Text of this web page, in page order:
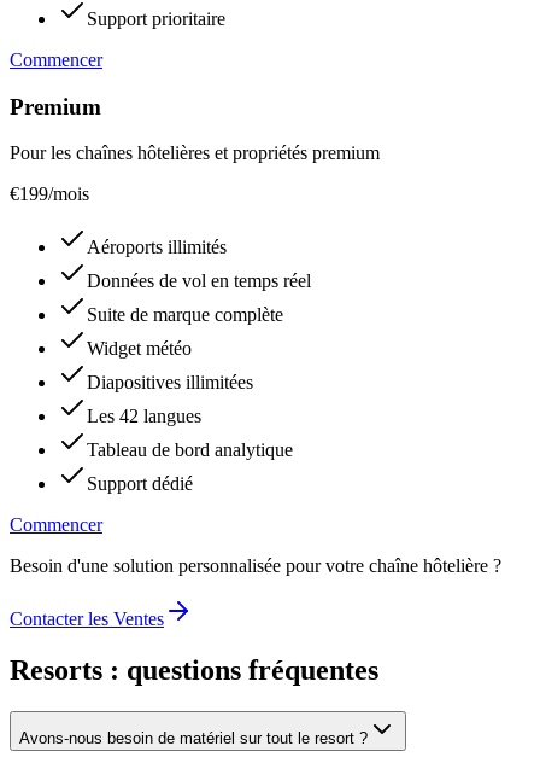
Support prioritaire
Commencer
Premium
Pour les chaînes hôtelières et propriétés premium
€199/mois
Aéroports illimités
Données de vol en temps réel
Suite de marque complète
Widget météo
Diapositives illimitées
Les 42 langues
Tableau de bord analytique
Support dédié
Commencer
Besoin d'une solution personnalisée pour votre chaîne hôtelière ?
Contacter les Ventes
Resorts : questions fréquentes
Avons-nous besoin de matériel sur tout le resort ?